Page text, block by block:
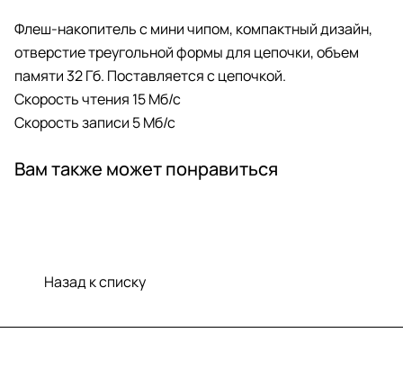
Флеш-накопитель с мини чипом, компактный дизайн,
отверстие треугольной формы для цепочки, объем
памяти 32 Гб. Поставляется с цепочкой.
Скорость чтения 15 Мб/с
Скорость записи 5 Мб/с
Вам также может понравиться
Назад к списку